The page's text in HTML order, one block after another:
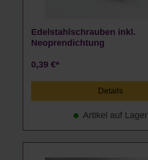
Edelstahlschrauben inkl.
Neoprendichtung
0,39 €*
Details
Artikel auf Lager